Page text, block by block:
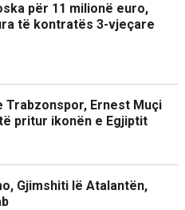
për 11 milionë euro,
të kontratës 3-vjeçare
Trabzonspor, Ernest Muçi
pritur ikonën e Egjiptit
Gjimshiti lë Atalantën,